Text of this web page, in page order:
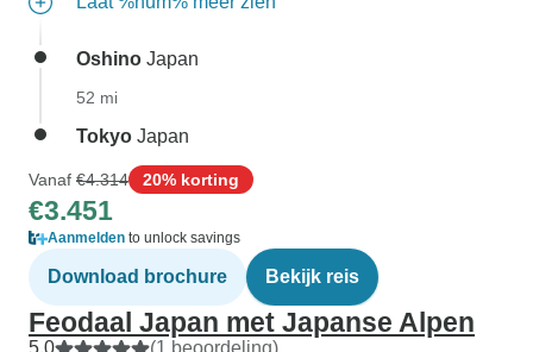
Oshino Japan
52 mi
Tokyo Japan
Vanaf €4.314 20% korting
€3.451
Aanmelden to unlock savings
Download brochure Bekijk reis
Feodaal Japan met Japanse Alpen
5,0 (1 beoordeling)